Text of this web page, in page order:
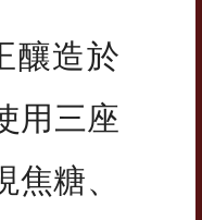
釀造於
用三座
糖、